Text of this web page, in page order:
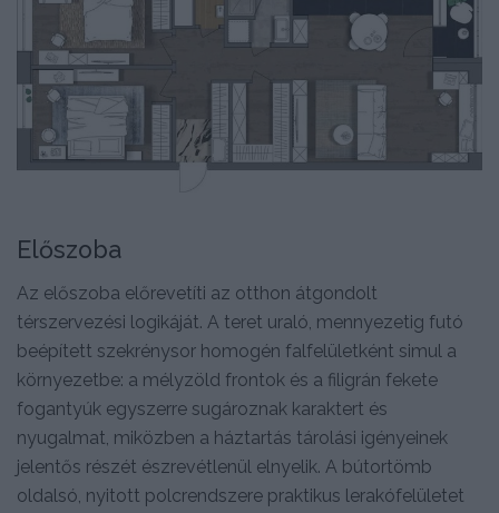
Előszoba
Az előszoba előrevetíti az otthon átgondolt
térszervezési logikáját. A teret uraló, mennyezetig futó
beépített szekrénysor homogén falfelületként simul a
környezetbe: a mélyzöld frontok és a filigrán fekete
fogantyúk egyszerre sugároznak karaktert és
nyugalmat, miközben a háztartás tárolási igényeinek
jelentős részét észrevétlenül elnyelik. A bútortömb
oldalsó, nyitott polcrendszere praktikus lerakófelületet